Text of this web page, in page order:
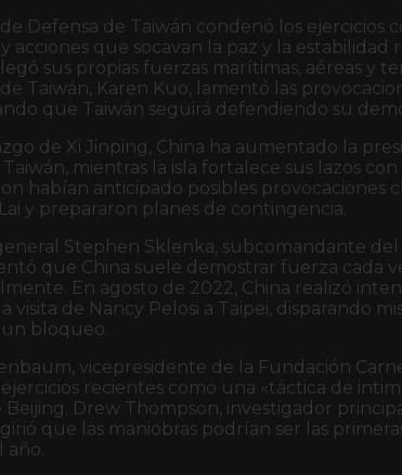
Defensa de Taiwán condenó los ejercicios
acciones que socavan la paz y la estabilidad
sus propias fuerzas marítimas, aéreas y
Taiwán, Karen Kuo, lamentó las
que Taiwán seguirá defendiendo su
de Xi Jinping, China ha aumentado la
mientras la isla fortalece sus lazos
habían anticipado posibles provocaciones
y prepararon planes de contingencia.
Stephen Sklenka, subcomandante
que China suele demostrar fuerza cada
En agosto de 2022, China realizó
visita de Nancy Pelosi a Taipei, disparando
bloqueo.
vicepresidente de la Fundación
recientes como una «táctica de
Beijing. Drew Thompson, investigador
que las maniobras podrían ser las
año.